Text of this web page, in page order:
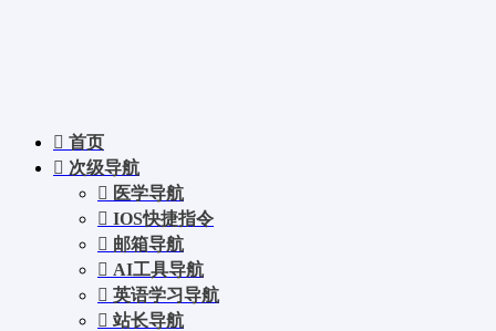
首页
次级导航
医学导航
IOS快捷指令
邮箱导航
AI工具导航
英语学习导航
站长导航